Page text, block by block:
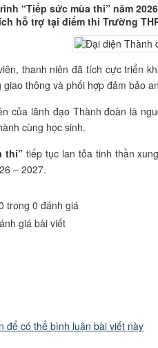
“Tiếp sức mùa thi” năm
hỗ trợ tại điểm thi Trường
thanh niên đã tích cực triển
thông và phối hợp đảm bảo
của lãnh đạo Thành đoàn là
cùng học sinh.
thi” tiếp tục lan tỏa tinh thần
– 2027.
trong 0 đánh giá
giá bài viết
để có thể bình luận bài viết này